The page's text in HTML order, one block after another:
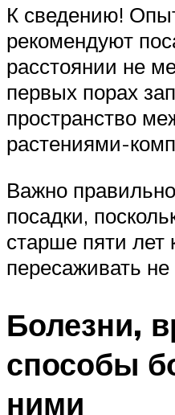
К сведению!
рекомендуют
расстоянии не
первых порах
пространство
растениями-
Важно
посадки,
старше пяти лет
пересаживать
Болезни,
способы
ними